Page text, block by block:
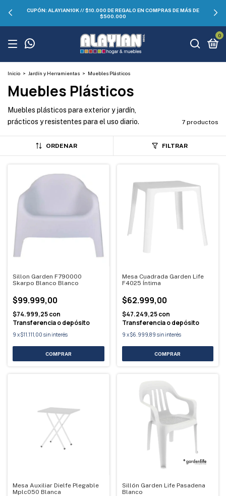
CUPÓN: ALAYIAN10K // $10.000 DE REGALO EN COMPRAS DE MÁS DE
$500.000
0
Inicio > Jardín y Herramientas > Muebles Plásticos
Muebles Plásticos
Muebles plásticos para exterior y jardín,
prácticos y resistentes para el uso diario.
7 productos
ORDENAR FILTRAR
Sillon Garden F790000
Skarpo Blanco Blanco
$99.999,00
$74.999,25con
Transferencia o depósito
9 x$11.111,00 sin interés
Mesa Cuadrada Garden Life
F4025 Íntima
$62.999,00
$47.249,25con
Transferencia o depósito
9 x$6.999,89 sin interés
Mesa Auxiliar Dielfe Plegable
Mplc050 Blanca
Sillón Garden Life Pasadena
Blanco